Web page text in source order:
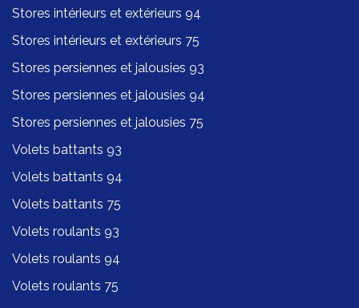
Stores intérieurs et extérieurs 94
Stores intérieurs et extérieurs 75
Stores persiennes et jalousies 93
Stores persiennes et jalousies 94
Stores persiennes et jalousies 75
Volets battants 93
Volets battants 94
Volets battants 75
Volets roulants 93
Volets roulants 94
Volets roulants 75